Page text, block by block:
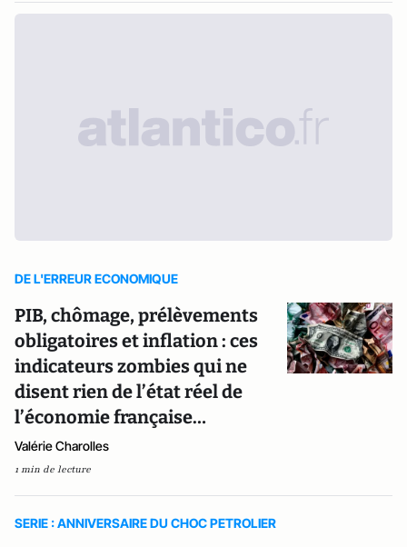
DE L'ERREUR ECONOMIQUE
PIB, chômage, prélèvements
obligatoires et inflation : ces
indicateurs zombies qui ne
disent rien de l’état réel de
l’économie française…
Valérie Charolles
1 min de lecture
SERIE : ANNIVERSAIRE DU CHOC PETROLIER